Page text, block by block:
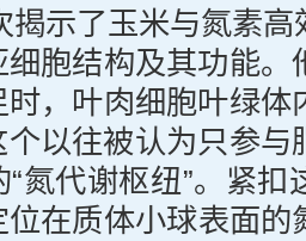
揭示了玉米与氮素
胞结构及其功能。
，叶肉细胞叶绿体
以往被认为只参与
氮代谢枢纽”。紧扣
位在质体小球表面